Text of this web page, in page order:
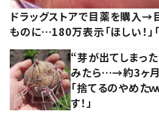
ドラッグストアで目薬を購入→
ものに…180万表示「ほしい！」「
“芽が出てしまっ
みたら…→約3ヶ月
「捨てるのやめた
す！」